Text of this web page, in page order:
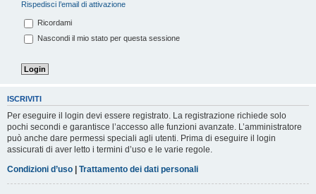
Rispedisci l’email di attivazione
Ricordami
Nascondi il mio stato per questa sessione
ISCRIVITI
Per eseguire il login devi essere registrato. La registrazione richiede solo
pochi secondi e garantisce l’accesso alle funzioni avanzate. L’amministratore
può anche dare permessi speciali agli utenti. Prima di eseguire il login
assicurati di aver letto i termini d’uso e le varie regole.
Condizioni d’uso | Trattamento dei dati personali